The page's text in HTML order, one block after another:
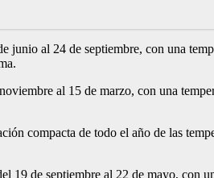
junio al 24 de septiembre, con una
al 15 de marzo, con una
compacta de todo el año de las
19 de septiembre al 22 de mayo,